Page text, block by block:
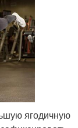
ягодичную